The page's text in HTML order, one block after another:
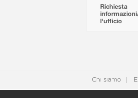
Richiesta
l'ufficio
Chi siamo